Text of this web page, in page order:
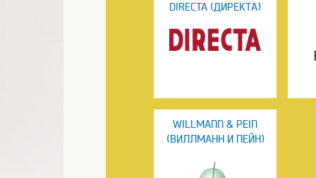
DIRECTA (ДИРЕКТА)
WILLMANN & PEIN
(ВИЛЛМАНН И ПЕЙН)